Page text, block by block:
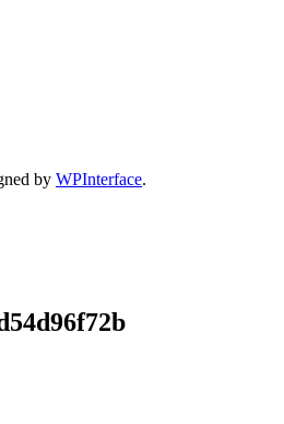
by WPInterface.